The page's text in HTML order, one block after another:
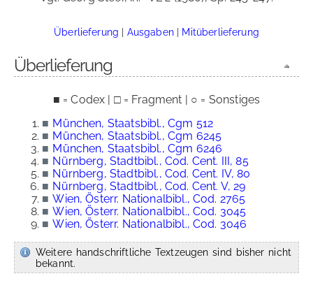
Überlieferung | Ausgaben| Mitüberlieferung
Überlieferung
■ = Codex | □ = Fragment | ○ = Sonstiges
■ München, Staatsbibl., Cgm 512
■ München, Staatsbibl., Cgm 6245
■ München, Staatsbibl., Cgm 6246
■ Nürnberg, Stadtbibl., Cod. Cent. III, 85
■ Nürnberg, Stadtbibl., Cod. Cent. IV, 80
■ Nürnberg, Stadtbibl., Cod. Cent. V, 29
■ Wien, Österr. Nationalbibl., Cod. 2765
■ Wien, Österr. Nationalbibl., Cod. 3045
■ Wien, Österr. Nationalbibl., Cod. 3046
Weitere handschriftliche Textzeugen sind bisher nicht
bekannt.